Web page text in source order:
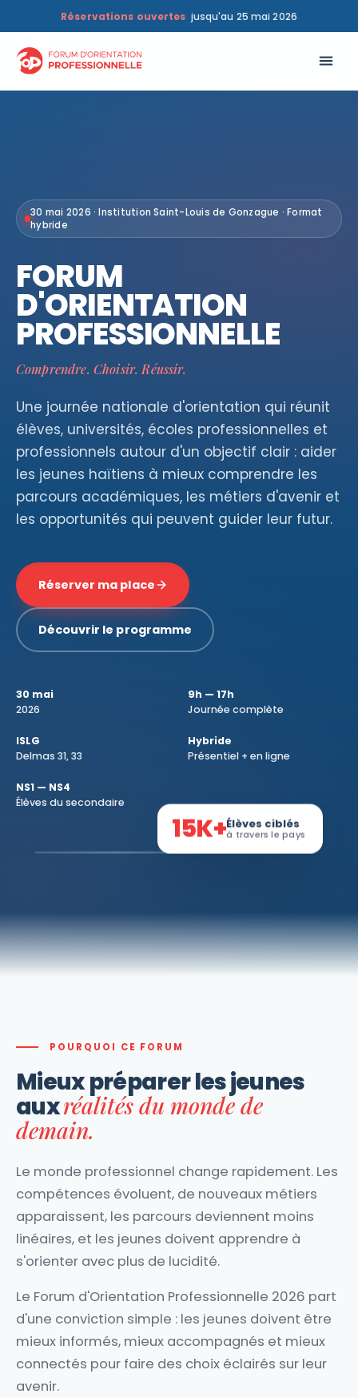
Réservations ouvertes jusqu'au 25 mai 2026
30 mai 2026 · Institution Saint-Louis de Gonzague · Format
hybride
FORUM
D'ORIENTATION
PROFESSIONNELLE
Comprendre. Choisir. Réussir.
Une journée nationale d'orientation qui réunit
élèves, universités, écoles professionnelles et
professionnels autour d'un objectif clair : aider
les jeunes haïtiens à mieux comprendre les
parcours académiques, les métiers d'avenir et
les opportunités qui peuvent guider leur futur.
Réserver ma place
Découvrir le programme
30 mai
2026
9h — 17h
Journée complète
ISLG
Delmas 31, 33
Hybride
Présentiel + en ligne
NS1 — NS4
Élèves du secondaire
15K+Élèves ciblés
à travers le pays
POURQUOI CE FORUM
Mieux préparer les jeunes
auxréalités du monde de
demain.
Le monde professionnel change rapidement. Les
compétences évoluent, de nouveaux métiers
apparaissent, les parcours deviennent moins
linéaires, et les jeunes doivent apprendre à
s'orienter avec plus de lucidité.
Le Forum d'Orientation Professionnelle 2026 part
d'une conviction simple : les jeunes doivent être
mieux informés, mieux accompagnés et mieux
connectés pour faire des choix éclairés sur leur
avenir.